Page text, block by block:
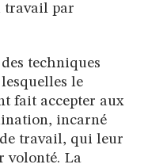
travail par
techniques
le
fait accepter aux
incarné
travail, qui leur
volonté. La